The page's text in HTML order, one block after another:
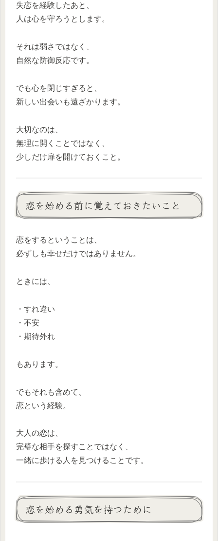
失恋を経験したあと、
人は心を守ろうとします。
それは弱さではなく、
自然な防御反応です。
でも心を閉じすぎると、
新しい出会いも遠ざかります。
大切なのは、
無理に開くことではなく、
少しだけ扉を開けておくこと。
恋を始める前に覚えておきたいこと
恋をするということは、
必ずしも幸せだけではありません。
ときには、
・すれ違い
・不安
・期待外れ
もあります。
でもそれも含めて、
恋という経験。
大人の恋は、
完璧な相手を探すことではなく、
一緒に歩ける人を見つけることです。
恋を始める勇気を持つために